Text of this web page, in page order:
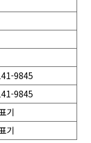
9845
9845
기
기